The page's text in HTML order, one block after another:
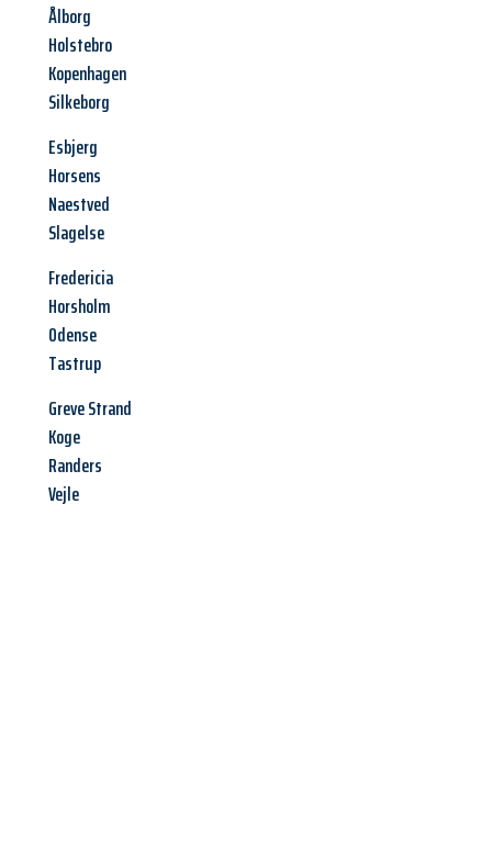
Ålborg
Holstebro
Kopenhagen
Silkeborg
Esbjerg
Horsens
Naestved
Slagelse
Fredericia
Horsholm
Odense
Tastrup
Greve Strand
Koge
Randers
Vejle